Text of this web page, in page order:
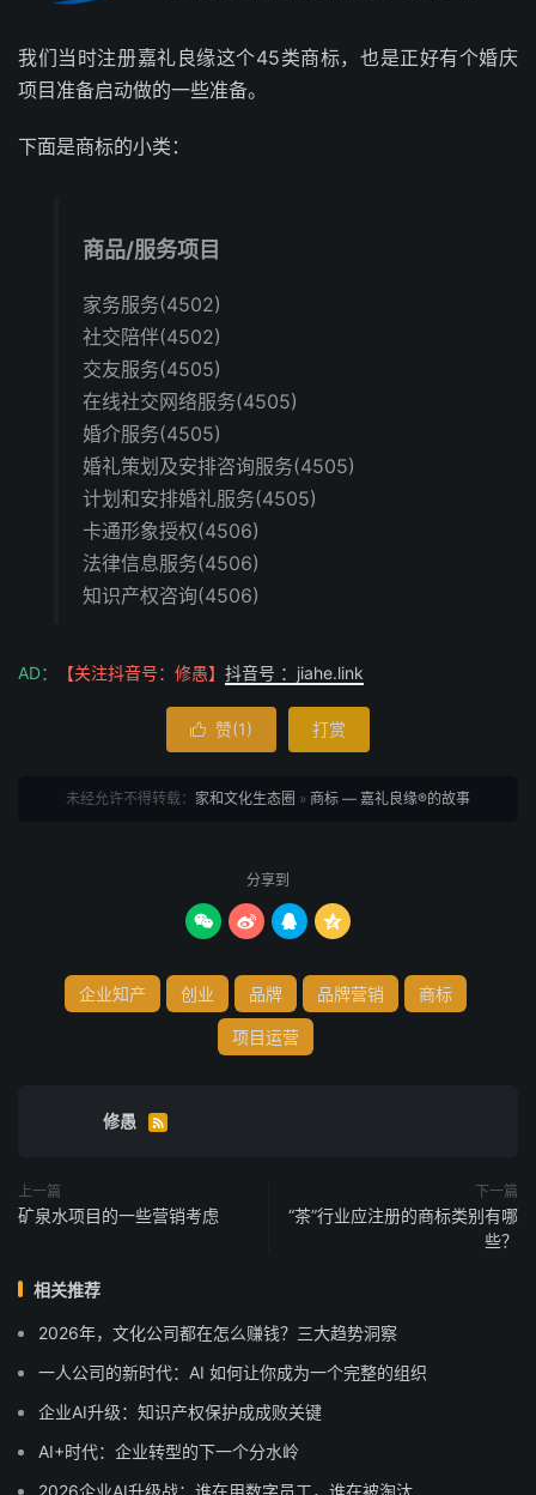
我们当时注册嘉礼良缘这个45类商标，也是正好有个婚庆
项目准备启动做的一些准备。
下面是商标的小类：
商品/服务项目
家务服务(4502)
社交陪伴(4502)
交友服务(4505)
在线社交网络服务(4505)
婚介服务(4505)
婚礼策划及安排咨询服务(4505)
计划和安排婚礼服务(4505)
卡通形象授权(4506)
法律信息服务(4506)
知识产权咨询(4506)
AD： 【关注抖音号：修愚】 抖音号 ：jiahe.link
 赞(1) 打赏
未经允许不得转载： 家和文化生态圈 » 商标 — 嘉礼良缘®的故事
分享到
   
企业知产 创业 品牌 品牌营销 商标
项目运营
修愚 
上一篇
矿泉水项目的一些营销考虑
下一篇
“茶”行业应注册的商标类别有哪
些？
相关推荐
2026年，文化公司都在怎么赚钱？三大趋势洞察
一人公司的新时代：AI 如何让你成为一个完整的组织
企业AI升级：知识产权保护成成败关键
AI+时代：企业转型的下一个分水岭
2026企业AI升级战：谁在用数字员工，谁在被淘汰